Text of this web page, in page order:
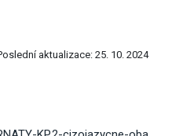
aktualizace: 25. 10. 2024